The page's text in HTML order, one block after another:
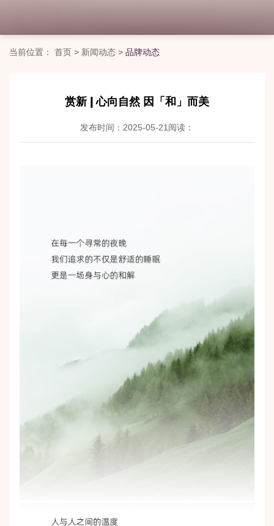
当前位置： 首页 > 新闻动态 > 品牌动态
赏新 | 心向自然 因「和」而美
发布时间：2025-05-21阅读：